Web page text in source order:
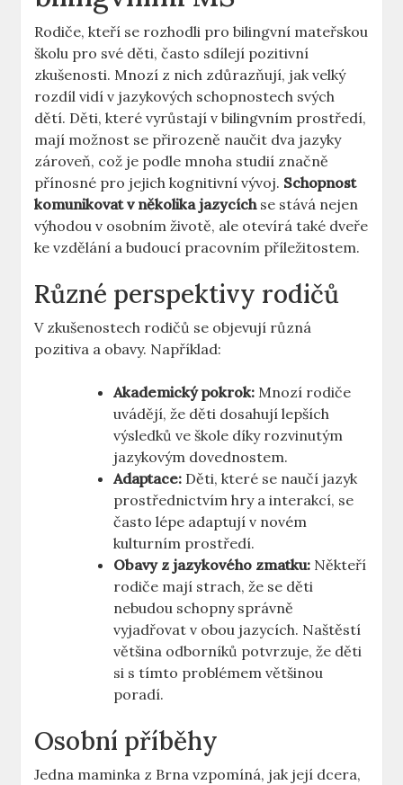
Rodiče, kteří se rozhodli pro bilingvní mateřskou
školu pro své děti, často sdílejí pozitivní
zkušenosti. Mnozí z nich zdůrazňují, jak velký
rozdíl vidí v jazykových schopnostech svých
dětí. Děti, které vyrůstají v bilingvním prostředí,
mají možnost se přirozeně naučit dva jazyky
zároveň, což je podle mnoha studií značně
přínosné pro jejich kognitivní vývoj. Schopnost
komunikovat v několika jazycíchse stává nejen
výhodou v osobním životě, ale otevírá také dveře
ke vzdělání a budoucí pracovním příležitostem.
Různé perspektivy rodičů
V zkušenostech rodičů se objevují různá
pozitiva a obavy. Například:
Akademický pokrok: Mnozí rodiče
uvádějí, že děti dosahují lepších
výsledků ve škole díky rozvinutým
jazykovým dovednostem.
Adaptace: Děti, které se naučí jazyk
prostřednictvím hry a interakcí, se
často lépe adaptují v novém
kulturním prostředí.
Obavy z jazykového zmatku: Někteří
rodiče mají strach, že se děti
nebudou schopny správně
vyjadřovat v obou jazycích. Naštěstí
většina odborníků potvrzuje, že děti
si s tímto problémem většinou
poradí.
Osobní příběhy
Jedna maminka z Brna vzpomíná, jak její dcera,